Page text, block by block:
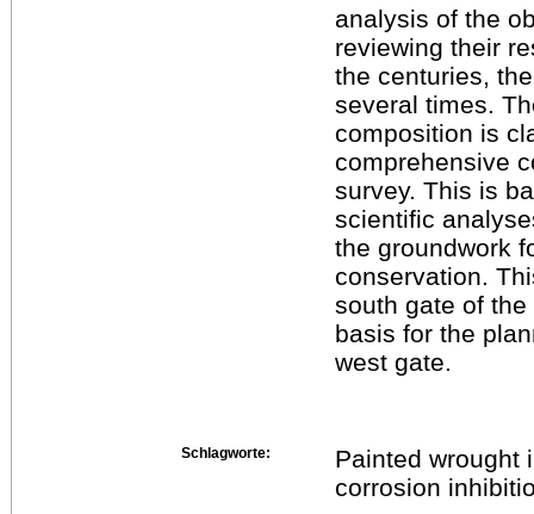
analysis of the
reviewing their
the centuries,
several times.
composition is
comprehensive
survey. This is
scientific
the groundwork
conservation.
south gate of
basis for the
west gate.
Schlagworte:
Painted wrought
corrosion